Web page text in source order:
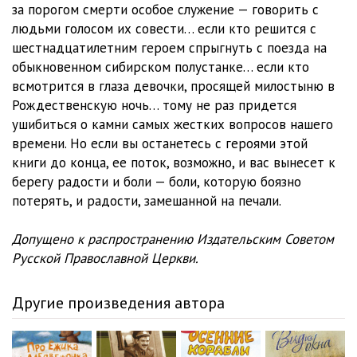
13_Polustanok 23:56
14_Polustanok 20:17
15_Polustanok
16_Polustanok
17_Polustanok
18_Polustanok 29:44
19_Polustanok
20_Polustanok 25:31
21_Polustanok
за порогом смерти особое служение — говорить с
людьми голосом их совести… если кто решится с
шестнадцатилетним героем спрыгнуть с поезда на
обыкновенном сибирском полустанке… если кто
всмотрится в глаза девочки, просящей милостыню в
Рождественскую ночь… тому не раз придется
ушибиться о камни самых жестких вопросов нашего
времени. Но если вы останетесь с героями этой
книги до конца, ее поток, возможно, и вас вынесет к
берегу радости и боли — боли, которую боязно
потерять, и радости, замешанной на печали.
Допущено к распространению Издательским Советом
Русской Православной Церкви.
Другие произведения автора